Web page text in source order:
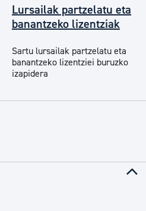
Lursailak partzelatu eta
banantzeko lizentziak
Sartu lursailak partzelatu eta
banantzeko lizentziei buruzko
izapidera